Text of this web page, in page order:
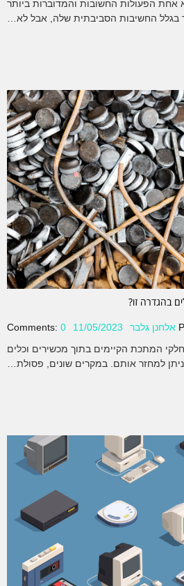
אחת הפעולות החשובות והמדוברות ביותר
בגלל החשיבות הסביבתית שלה, אבל לא…
בהגדרה זו?
אלחנן גלבר 11/05/2023
Comments: 0
המתכת הקיימים בתוך מכשירים וכלים
למחזר אותם. במקרים שונים, פסולת…